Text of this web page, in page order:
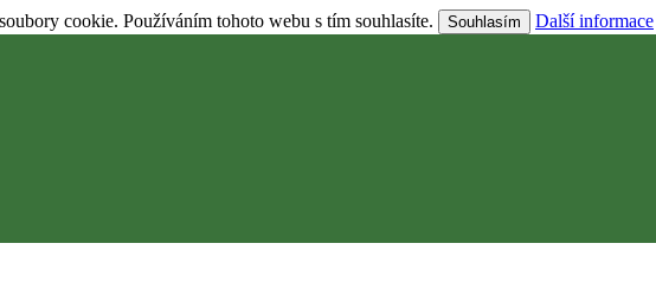
cookie. Používáním tohoto webu s tím souhlasíte. Souhlasím
Další informace